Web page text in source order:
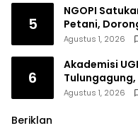
5
NGOPI
Petani,
Saing Kopi
Agustus 1, 2026
6
Akademisi
Tulungagung,
hingga Dunia
Agustus 1, 2026
Beriklan